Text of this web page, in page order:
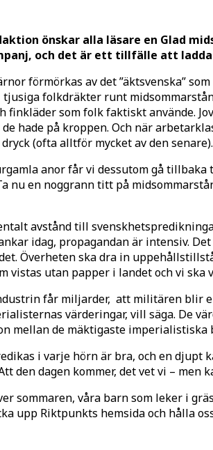
önskar alla läsare en Glad
och det är ett tillfälle att
förmörkas av det ”äktsvenska”
folkdräkter runt
finkläder som folk faktiskt använde.
hade på kroppen. Och när
(ofta alltför mycket av den senare).
anor får vi dessutom gå
nu en noggrann titt på
avstånd till
idag, propagandan är intensiv.
Överheten ska dra in
vistas utan papper i landet och vi ska
får miljarder, att militären blir
värderingar, vill säga. De
mellan de mäktigaste imperialistiska
i varje hörn är bra, och en
den dagen kommer, det vet vi – men
sommaren, våra barn som leker i
upp Riktpunkts hemsida och hålla